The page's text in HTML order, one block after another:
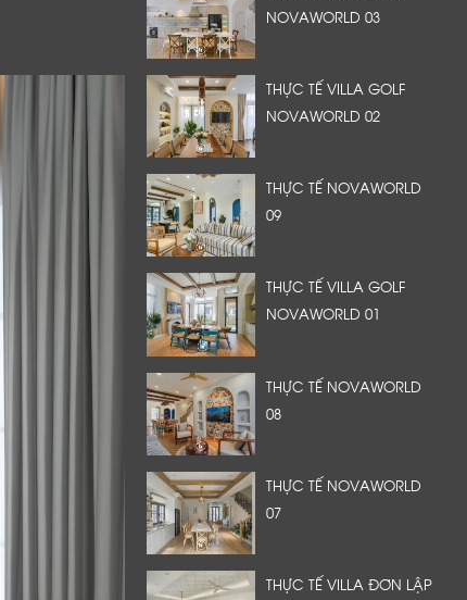
NOVAWORLD 03
THỰC TẾ VILLA GOLF
NOVAWORLD 02
THỰC TẾ NOVAWORLD
09
THỰC TẾ VILLA GOLF
NOVAWORLD 01
THỰC TẾ NOVAWORLD
08
THỰC TẾ NOVAWORLD
07
THỰC TẾ VILLA ĐƠN LẬP